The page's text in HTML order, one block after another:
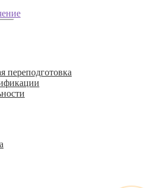
переподготовка